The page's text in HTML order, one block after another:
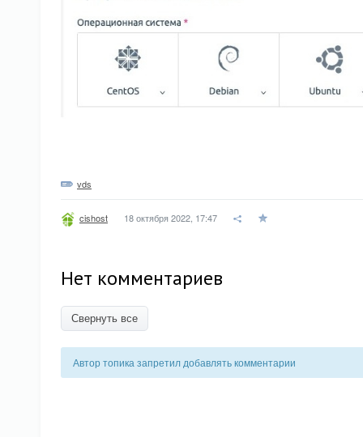
vds
cishost 18 октября 2022, 17:47
Нет комментариев
Свернуть все
Автор топика запретил добавлять комментарии